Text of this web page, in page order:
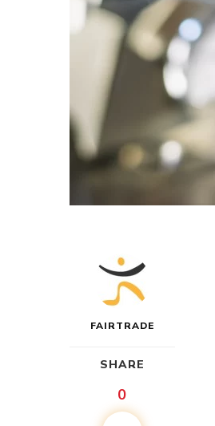
FAIRTRADE
SHARE
0